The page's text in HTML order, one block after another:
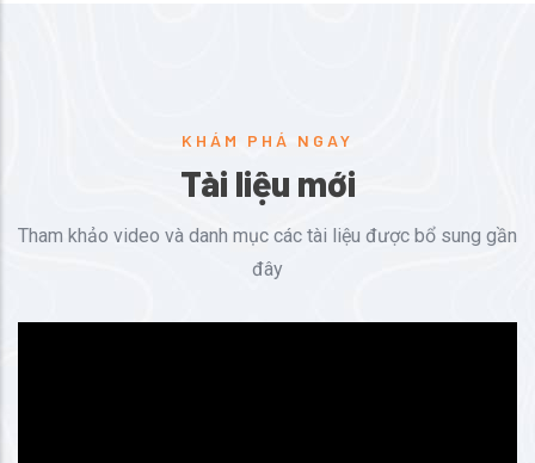
KHÁM PHÁ NGAY
Tài liệu mới
Tham khảo video và danh mục các tài liệu được bổ sung gần
đây